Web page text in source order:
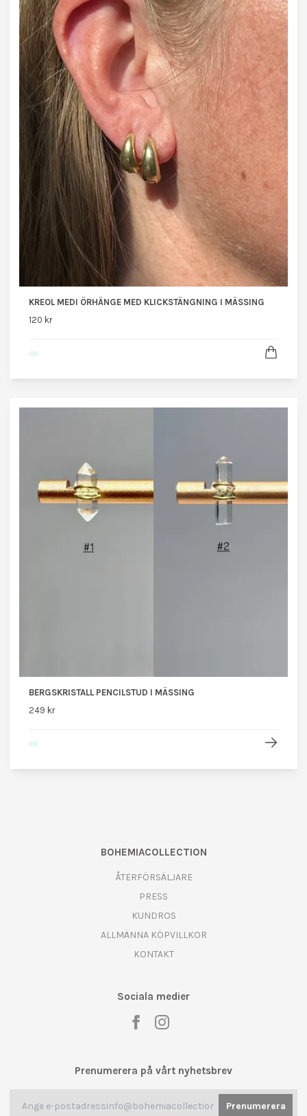
KREOL MEDI ÖRHÄNGE MED KLICKSTÄNGNING I MÄSSING
120 kr
BERGSKRISTALL PENCILSTUD I MÄSSING
249 kr
BOHEMIACOLLECTION
ÅTERFÖRSÄLJARE
PRESS
KUNDROS
ALLMÄNNA KÖPVILLKOR
KONTAKT
Sociala medier
Prenumerera på vårt nyhetsbrev
Prenumerera